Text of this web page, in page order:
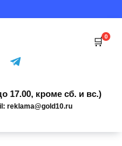
17.00, кроме сб. и вс.)
reklama@gold10.ru
0